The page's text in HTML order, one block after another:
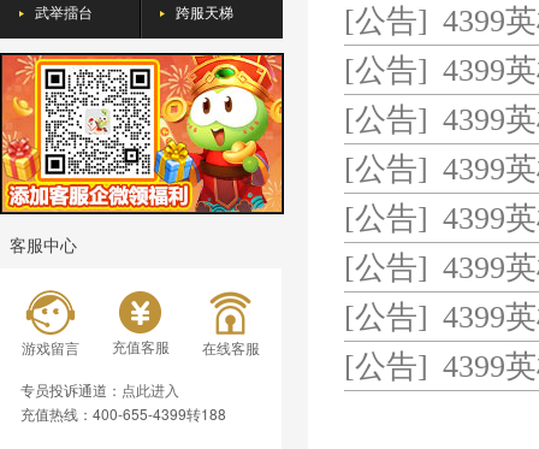
武举擂台 跨服天梯
客服中心
游戏留言 充值客服 在线客服
专员投诉通道： 点此进入
充值热线：400-655-4399转188
[公告] 4399
[公告] 4399
[公告] 4399
[公告] 4399
[公告] 4399
[公告] 4399
[公告] 4399
[公告] 4399